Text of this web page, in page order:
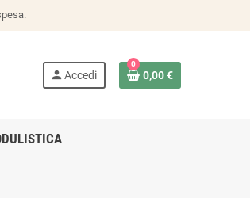
person Accedi
0
0,00 €